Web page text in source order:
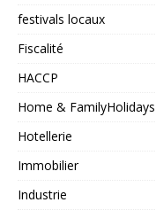
festivals locaux
Fiscalité
HACCP
Home & FamilyHolidays
Hotellerie
Immobilier
Industrie